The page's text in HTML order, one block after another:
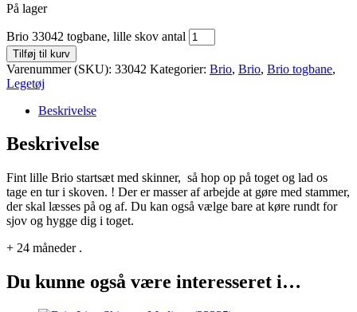
På lager
Brio 33042 togbane, lille skov antal
Tilføj til kurv
Varenummer (SKU): 33042 Kategorier: Brio, Brio, Brio togbane,
Legetøj
Beskrivelse
Beskrivelse
Fint lille Brio startsæt med skinner, så hop op på toget og lad os
tage en tur i skoven. ! Der er masser af arbejde at gøre med stammer,
der skal læsses på og af. Du kan også vælge bare at køre rundt for
sjov og hygge dig i toget.
+ 24 måneder .
Du kunne også være interesseret i…